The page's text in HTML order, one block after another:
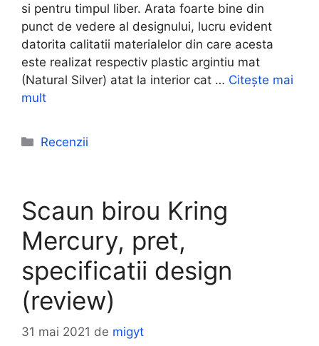
si pentru timpul liber. Arata foarte bine din
punct de vedere al designului, lucru evident
datorita calitatii materialelor din care acesta
este realizat respectiv plastic argintiu mat
(Natural Silver) atat la interior cat … Citește mai
mult
Categorii
Recenzii
Scaun birou Kring
Mercury, pret,
specificatii design
(review)
31 mai 2021 de migyt